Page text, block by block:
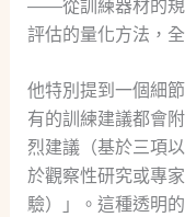
——從訓練器材的規
評估的量化方法，
他特別提到一個細
有的訓練建議都會
烈建議（基於三項
於觀察性研究或專
驗）」。這種透明